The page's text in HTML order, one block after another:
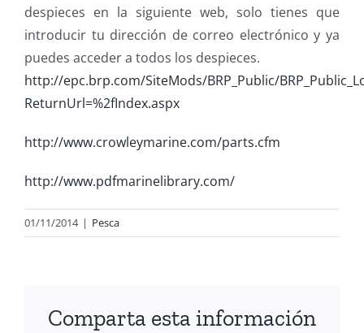
despieces en la siguiente web, solo tienes que
introducir tu dirección de correo electrónico y ya
puedes acceder a todos los despieces.
http://epc.brp.com/SiteMods/BRP_Public/
ReturnUrl=%2fIndex.aspx
http://www.crowleymarine.com/parts.cfm
http://www.pdfmarinelibrary.com/
01/11/2014 | Pesca
Comparta esta información